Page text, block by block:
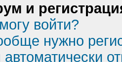
и
войти?
нужно